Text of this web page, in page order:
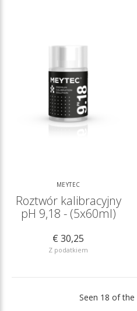
MEYTEC
Roztwór kalibracyjny
pH 9,18 - (5x60ml)
€ 30,25
Z podatkiem
Seen 18 of